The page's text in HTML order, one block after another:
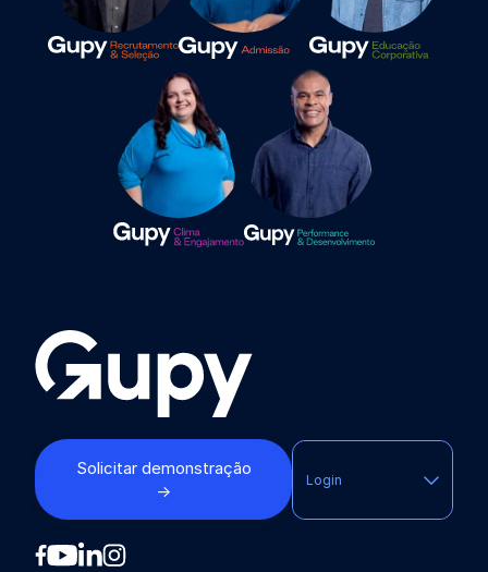
Solicitar demonstração
→
Login